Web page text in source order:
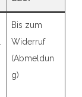
Bis zum
Widerruf
(Abmeldun
g)